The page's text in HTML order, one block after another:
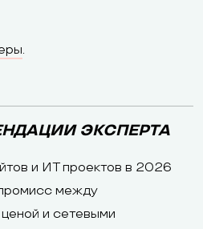
.
ЭКСПЕРТА
и ИТ проектов в 2026
между
и сетевыми